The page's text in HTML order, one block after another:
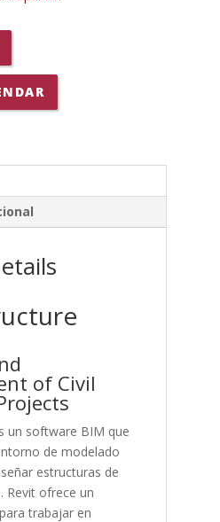
of Civil
un software BIM que
de modelado
estructuras de
Revit ofrece un
trabajar en